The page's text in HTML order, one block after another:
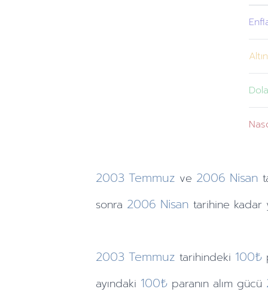
Altın
2003 Temmuz ve 2006 Nisan
sonra 2006 Nisan tarihine kadar
2003 Temmuz tarihindeki 100₺
ayındaki 100₺ paranın alım gücü